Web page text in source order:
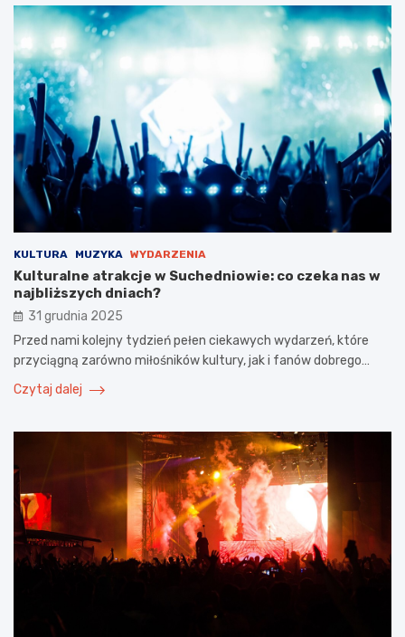
KULTURA MUZYKA WYDARZENIA
Kulturalne atrakcje w Suchedniowie: co czeka nas w
najbliższych dniach?
31 grudnia 2025
Przed nami kolejny tydzień pełen ciekawych wydarzeń, które
przyciągną zarówno miłośników kultury, jak i fanów dobrego…
Czytaj dalej